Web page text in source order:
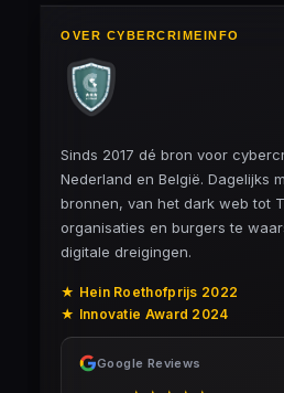
OVER CYBERCRIMEINFO
Sinds 2017 dé bron voor
Nederland en België. Dagelijks
bronnen, van het dark web tot
organisaties en burgers te
digitale dreigingen.
★ Hein Roethofprijs 2022
★ Innovatie Award 2024
Google Reviews